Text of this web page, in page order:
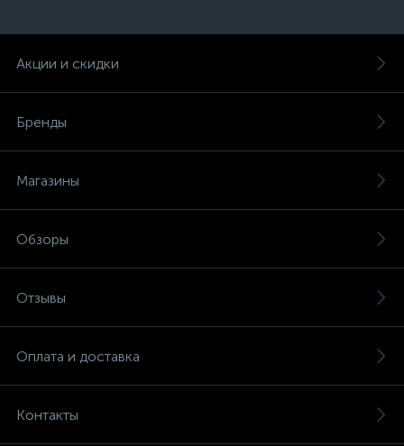
Акции и скидки
Бренды
Магазины
Обзоры
Отзывы
Оплата и доставка
Контакты